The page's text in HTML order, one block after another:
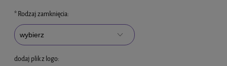
*Rodzaj zamknięcia:
dodaj plik z logo: